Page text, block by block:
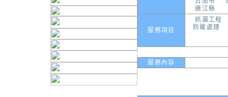
連江縣
服務項目
抓漏工程
防霉處理
服務內容